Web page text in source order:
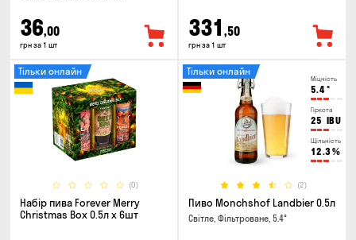
36,00
грн за 1 шт
331 ,50
грн за 1 шт
(0)
Тільки онлайн
Набір пива Forever Merry
Christmas Box 0.5л x 6шт
Міцність
5.4°
Гіркота
25 IBU
Щільність
12.3%
(2)
Тільки онлайн
Пиво Monchshof Landbier 0.5л
Світле, Фільтроване, 5.4°